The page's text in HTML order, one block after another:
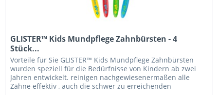
GLISTER™ Kids Mundpflege Zahnbürsten - 4
Stück...
Vorteile für Sie GLISTER™ Kids Mundpflege Zahnbürsten
wurden speziell für die Bedürfnisse von Kindern ab zwei
Jahren entwickelt. reinigen nachgewiesenermaßen alle
Zähne effektiv , auch die schwer zu erreichenden